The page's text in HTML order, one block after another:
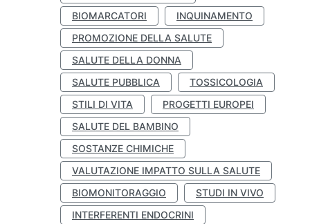
BIOMARCATORI
INQUINAMENTO
PROMOZIONE DELLA SALUTE
SALUTE DELLA DONNA
SALUTE PUBBLICA
TOSSICOLOGIA
STILI DI VITA
PROGETTI EUROPEI
SALUTE DEL BAMBINO
SOSTANZE CHIMICHE
VALUTAZIONE IMPATTO SULLA SALUTE
BIOMONITORAGGIO
STUDI IN VIVO
INTERFERENTI ENDOCRINI